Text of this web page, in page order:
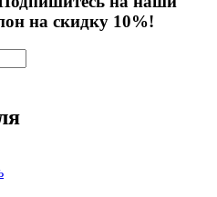
на скидку 10%!